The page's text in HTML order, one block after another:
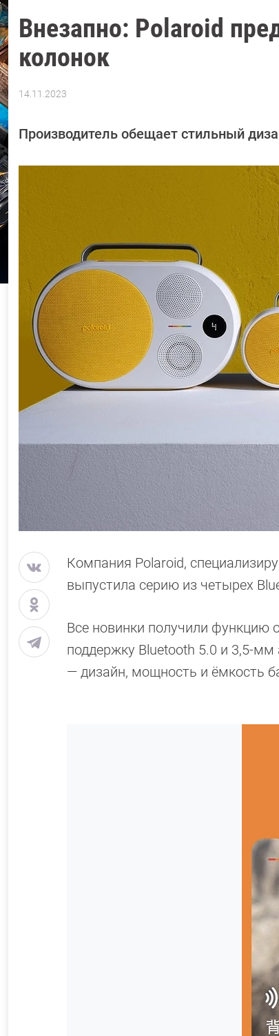
Внезапно: Polaroid
колонок
14.11.2023
Довлатова
Производитель обещает стильный
Компания Polaroid,
выпустила серию из четырех
Все новинки получили функцию
поддержку Bluetooth 5.0 и 3,5-
— дизайн, мощность и ёмкость